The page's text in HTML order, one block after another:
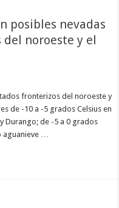
posibles nevadas
noroeste y el
fronterizos del noroeste y
de -10 a -5 grados Celsius en
Durango; de -5 a 0 grados
aguanieve …